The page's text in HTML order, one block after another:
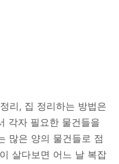
리, 집 정리하는 방법은
각자 필요한 물건들을
많은 양의 물건들로 점
살다보면 어느 날 복잡